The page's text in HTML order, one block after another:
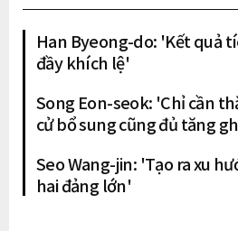
Han Byeong-do: 'Kết quả
đầy khích lệ'
Song Eon-seok: 'Chỉ cần
cử bổ sung cũng đủ tăng
Seo Wang-jin: 'Tạo ra xu
hai đảng lớn'